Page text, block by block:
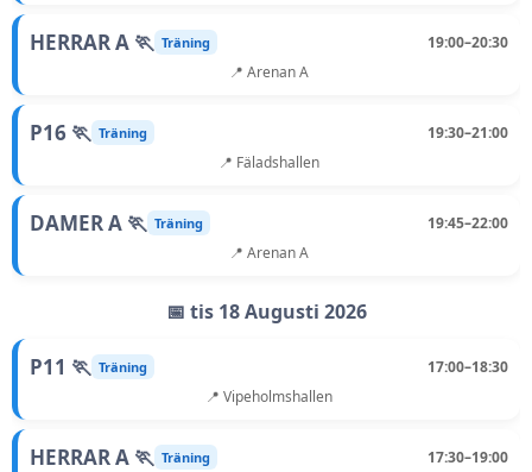
HERRAR A 🏃 Träning
19:00–20:30
📍 Arenan A
P16 🏃 Träning
19:30–21:00
📍 Fäladshallen
DAMER A 🏃 Träning
19:45–22:00
📍 Arenan A
📅 tis 18 Augusti 2026
P11 🏃 Träning
17:00–18:30
📍 Vipeholmshallen
HERRAR A 🏃 Träning
17:30–19:00